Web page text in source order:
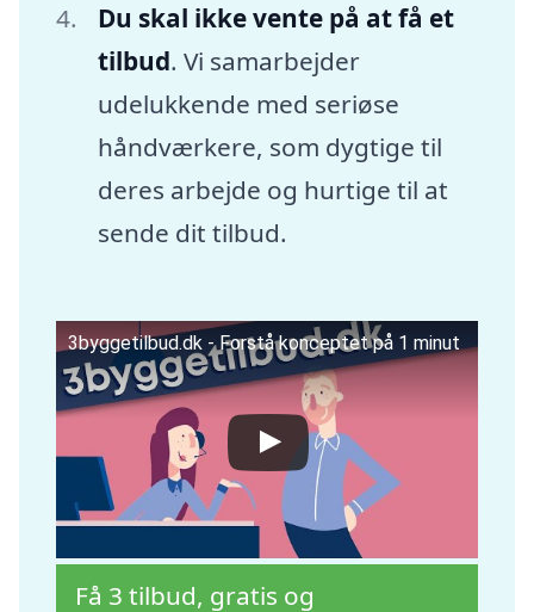
Du skal ikke vente på at få et
tilbud. Vi samarbejder
udelukkende med seriøse
håndværkere, som dygtige til
deres arbejde og hurtige til at
sende dit tilbud.
3byggetilbud.dk - Forstå konceptet på 1 minut
Få 3 tilbud, gratis og